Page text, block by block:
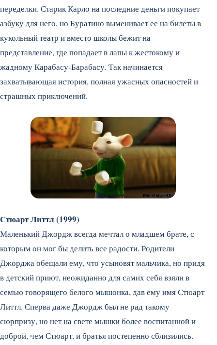
переделки. Старик Карло на последние деньги покупает
азбуку для него, но Буратино выменивает ее на билеты в
кукольный театр и вместо школы бежит на
представление, где попадает в лапы к жестокому и
жадному Карабасу-Барабасу. Так начинается
захватывающая история, полная ужасных опасностей и
страшных приключений.
Стюарт Литтл (1999)
Маленький Джордж всегда мечтал о младшем брате, с
которым он мог бы делить все радости. Родители
Джорджа обещали ему, что усыновят мальчика, но придя
в детский приют, неожиданно для самих себя взяли в
семью говорящего белого мышонка, дав ему имя Стюарт
Литтл. Сперва даже Джордж был не рад такому
сюрпризу, но нет на свете мышки более воспитанной и
доброй, чем Стюарт, и братья постепенно сблизились.